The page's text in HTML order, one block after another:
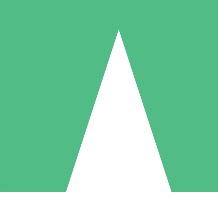
Packs de Crédits Individuels
à l'utilisation avec des crédits de téléchargement. Sans engagement
5 Téléchargements
US$